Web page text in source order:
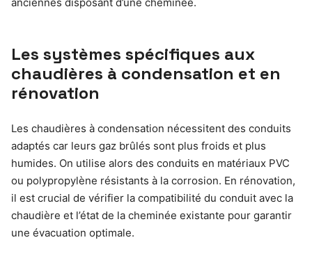
Les systèmes spécifiques aux
chaudières à condensation et en
rénovation
Les chaudières à condensation nécessitent des conduits
adaptés car leurs gaz brûlés sont plus froids et plus
humides. On utilise alors des conduits en matériaux PVC
ou polypropylène résistants à la corrosion. En rénovation,
il est crucial de vérifier la compatibilité du conduit avec la
chaudière et l’état de la cheminée existante pour garantir
une évacuation optimale.